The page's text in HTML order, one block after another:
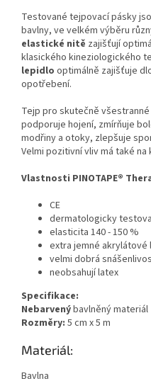
Testované tejpovací pásky
bavlny, ve velkém výběru
elastické nitě zajišťují
klasického kineziologického
lepidlo optimálně zajišťuje
opotřebení.
Tejp pro skutečně
podporuje hojení, zmírňuje
modřiny a otoky, zlepšuje
Velmi pozitivní vliv má také
Vlastnosti PINOTAPE®
CE
dermatologicky
elasticita 140 - 150 %
extra jemné akrylátové
velmi dobrá
neobsahují latex
Specifikace:
Nebarvenýbavlněný materiál
Rozměry: 5 cm x 5 m
Materiál:
Bavlna